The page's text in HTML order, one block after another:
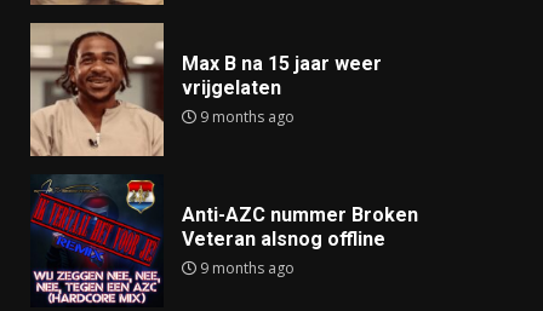
Max B na 15 jaar weer
vrijgelaten
9 months ago
Anti-AZC nummer Broken
Veteran alsnog offline
9 months ago